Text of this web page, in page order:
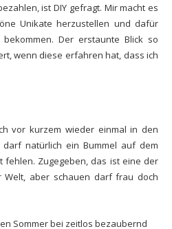
ist DIY gefragt. Mir macht es
Unikate herzustellen und dafür
Der erstaunte Blick so
wenn diese erfahren hat, dass ich
vor kurzem wieder einmal in den
natürlich ein Bummel auf dem
fehlen. Zugegeben, das ist eine der
Welt, aber schauen darf frau doch